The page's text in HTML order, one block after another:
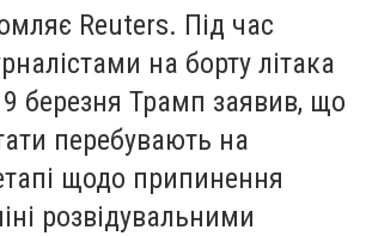
Reuters. Під час
на борту літака
березня Трамп заявив, що
перебувають на
щодо припинення
розвідувальними